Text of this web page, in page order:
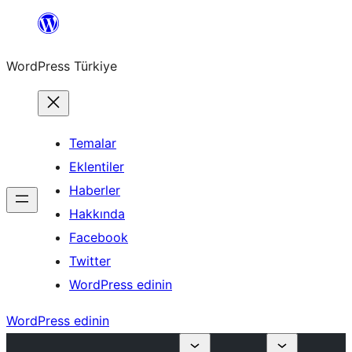
İçeriğe
WordPress Türkiye
Temalar
Eklentiler
Haberler
Hakkında
Facebook
Twitter
WordPress edinin
WordPress edinin